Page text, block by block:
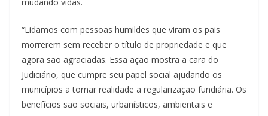
mudando vidas.
“Lidamos com pessoas humildes que viram os pais
morrerem sem receber o título de propriedade e que
agora são agraciadas. Essa ação mostra a cara do
Judiciário, que cumpre seu papel social ajudando os
municípios a tornar realidade a regularização fundiária. Os
benefícios são sociais, urbanísticos, ambientais e